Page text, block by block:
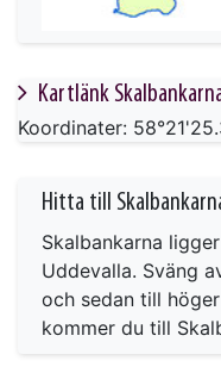
Kartlänk
Koordinater:
Hitta till
Skalbankarna
Uddevalla. Sväng
och sedan till
kommer du till